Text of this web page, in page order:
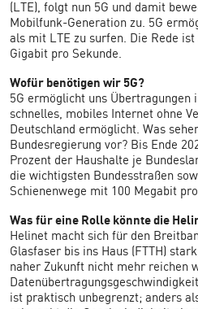
(LTE), folgt nun 5G und damit
Mobilfunk-Generation zu. 5G
als mit LTE zu surfen. Die Rede
Gigabit pro Sekunde.
Wofür benötigen wir 5G?
5G ermöglicht uns Übertragungen
schnelles, mobiles Internet ohne
Deutschland ermöglicht. Was
Bundesregierung vor? Bis Ende
Prozent der Haushalte je
die wichtigsten Bundesstraßen
Schienenwege mit 100 Megabit
Was für eine Rolle könnte die
Helinet macht sich für den
Glasfaser bis ins Haus (FTTH)
naher Zukunft nicht mehr reichen
ist praktisch unbegrenzt; anders